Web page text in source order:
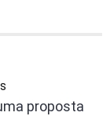
proposta